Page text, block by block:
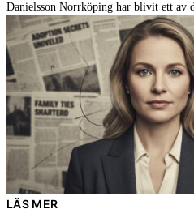
Danielsson Norrköping har blivit ett av
LÄS MER